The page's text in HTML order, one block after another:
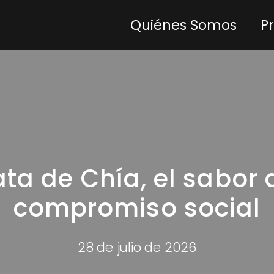
Quiénes Somos
de Chía, el sabor
compromiso social
28 de julio de 2026